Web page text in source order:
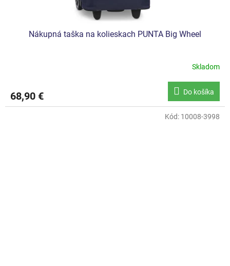
Nákupná taška na kolieskach PUNTA Big Wheel
Skladom
68,90 € Do košíka
Kód: 10008-3998